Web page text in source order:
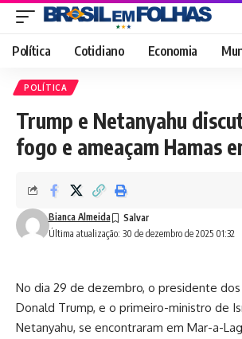
Política Cotidiano Economia
POLÍTICA
Trump e Netanyahu
fogo e ameaçam Hamas
Última atualização: 30 de dezembro de 2025 01:32
Bianca Almeida
No dia 29 de dezembro, o presidente dos
Donald Trump, e o primeiro-ministro de
Netanyahu, se encontraram em Mar-a-